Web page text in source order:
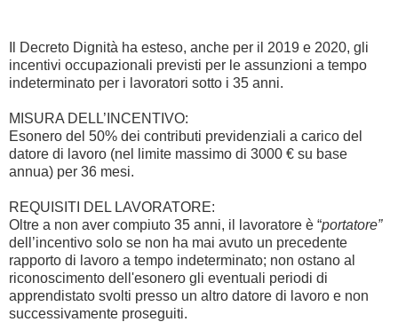
Il Decreto Dignità ha esteso, anche per il 2019 e 2020, gli
incentivi occupazionali previsti per le assunzioni a tempo
indeterminato per i lavoratori sotto i 35 anni.
MISURA DELL’INCENTIVO:
Esonero del 50% dei contributi previdenziali a carico del
datore di lavoro (nel limite massimo di 3000 € su base
annua) per 36 mesi.
REQUISITI DEL LAVORATORE:
Oltre a non aver compiuto 35 anni, il lavoratore è “portatore”
dell’incentivo solo se non ha mai avuto un precedente
rapporto di lavoro a tempo indeterminato; non ostano al
riconoscimento dell'esonero gli eventuali periodi di
apprendistato svolti presso un altro datore di lavoro e non
successivamente proseguiti.